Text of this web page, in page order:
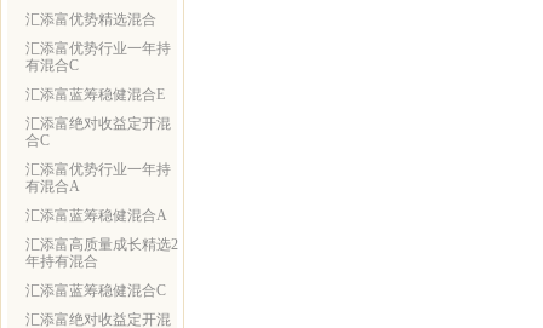
汇添富优势精选混合
汇添富优势行业一年持
有混合C
汇添富蓝筹稳健混合E
汇添富绝对收益定开混
合C
汇添富优势行业一年持
有混合A
汇添富蓝筹稳健混合A
汇添富高质量成长精选2
年持有混合
汇添富蓝筹稳健混合C
汇添富绝对收益定开混